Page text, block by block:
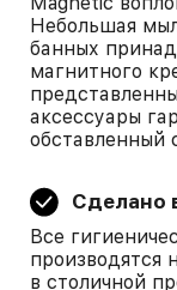
Небольшая
банных
магнитного
аксессуары
обставленный
Сделано
Все
производятся
в столичной